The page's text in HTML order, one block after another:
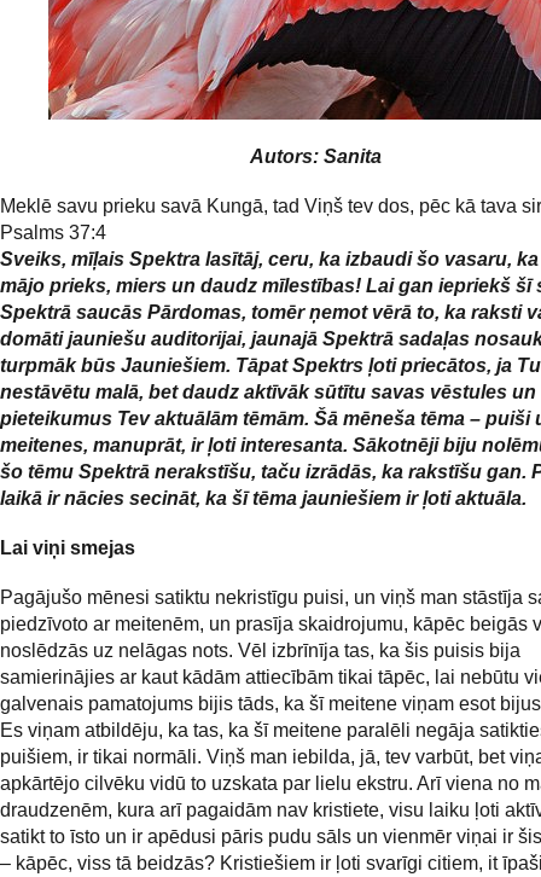
Autors: Sanita
Meklē savu prieku savā Kungā, tad Viņš tev dos, pēc kā tava
Psalms 37:4
Sveiks, mīļais Spektra lasītāj, ceru, ka izbaudi šo vasaru,
mājo prieks, miers un daudz mīlestības! Lai gan iepriekš šī
Spektrā saucās Pārdomas, tomēr ņemot vērā to, ka raksti
domāti jauniešu auditorijai, jaunajā Spektrā sadaļas
turpmāk būs Jauniešiem. Tāpat Spektrs ļoti priecātos, ja Tu
nestāvētu malā, bet daudz aktīvāk sūtītu savas vēstules un
pieteikumus Tev aktuālām tēmām. Šā mēneša tēma – puiši
meitenes, manuprāt, ir ļoti interesanta. Sākotnēji biju
šo tēmu Spektrā nerakstīšu, taču izrādās, ka rakstīšu gan.
laikā ir nācies secināt, ka šī tēma jauniešiem ir ļoti aktuāla.
Lai viņi smejas
Pagājušo mēnesi satiktu nekristīgu puisi, un viņš man stāstīja
piedzīvoto ar meitenēm, un prasīja skaidrojumu, kāpēc beigās
noslēdzās uz nelāgas nots. Vēl izbrīnīja tas, ka šis puisis bija
samierinājies ar kaut kādām attiecībām tikai tāpēc, lai nebūtu
galvenais pamatojums bijis tāds, ka šī meitene viņam esot
Es viņam atbildēju, ka tas, ka šī meitene paralēli negāja
puišiem, ir tikai normāli. Viņš man iebilda, jā, tev varbūt, bet
apkārtējo cilvēku vidū to uzskata par lielu ekstru. Arī viena no
draudzenēm, kura arī pagaidām nav kristiete, visu laiku ļoti
satikt to īsto un ir apēdusi pāris pudu sāls un vienmēr viņai ir
– kāpēc, viss tā beidzās? Kristiešiem ir ļoti svarīgi citiem, it